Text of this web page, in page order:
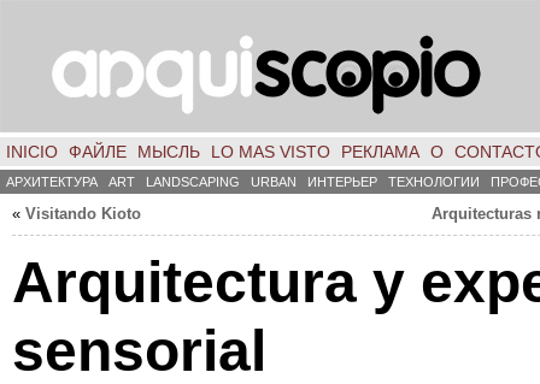
INICIO ФАЙЛЕ МЫСЛЬ LO MAS VISTO РЕКЛАМА О
АРХИТЕКТУРА ART LANDSCAPING URBAN ИНТЕРЬЕР ТЕХНОЛОГИИ
« Visitando Kioto Arquitecturas
Arquitectura y
sensorial